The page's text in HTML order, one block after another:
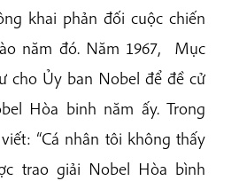
khai phản đối cuộc chiến
năm đó. Năm 1967, Mục
cho Ủy ban Nobel để đề cử
Hòa binh năm ấy. Trong
“Cá nhân tôi không thấy
trao giải Nobel Hòa bình